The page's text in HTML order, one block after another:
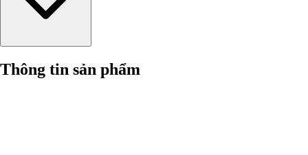
Thông tin sản phẩm